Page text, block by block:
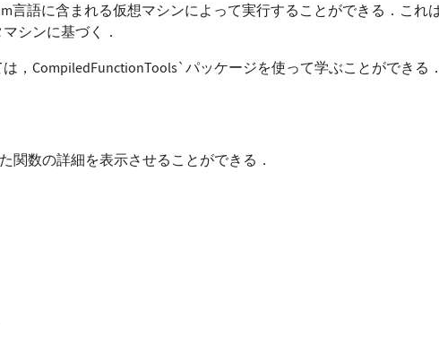
言語に含まれる仮想マシンによって実行することができる．これ
シンに基づく．
， CompiledFunctionTools` パッケージを使って学ぶことができる
関数の詳細を表示させることができる．